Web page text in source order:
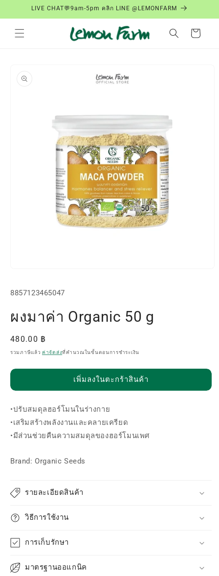
เนื้อหา
LIVE CHAT💬9am-5pm คลิก LINE @LEMONFARM
สินค้า
สินค้า
1
ดอล
SKU:
8857123465047
ผงมาค่า Organic 50 g
ราคา
ปกติ
480.00 ฿
รวมภาษีแล้ว ค่าจัดส่งที่คำนวณในขั้นตอนการชำระเงิน
เพิ่มลงในตะกร้าสินค้า
•ปรับสมดุลฮอร์โมนในร่างกาย
•เสริมสร้างพลังงานและคลายเครียด
•มีส่วนช่วยคืนความสมดุลของฮอร์โมนเพศ
Brand: Organic Seeds
รายละเอียดสินค้า
วิธีการใช้งาน
การเก็บรักษา
มาตรฐานออแกนิค